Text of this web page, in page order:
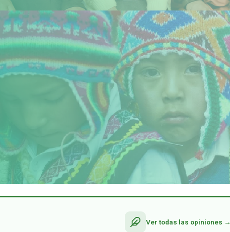
Ver todas las opiniones →